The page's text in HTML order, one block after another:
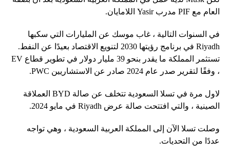
العام مع PIF مدرب Yasir اللامايان.
في السنوات التالية ، غاب موسك عن المليارات التي سكبها
Riyadh في برنامج رؤيتها 2030 لتنويع الاقتصاد بعيدًا عن النفط.
تستثمر المملكة ما يقدر بنحو 39 مليار دولار في تطوير قطاع EV
، وفقًا لتقرير صدر عام 2024 صادر عن الاستشاريين PWC.
لاول مرة في تسلا السعودية تتخلف عن صالة BYD العملاقة
الصينية ، والتي افتتحت صالة عرض Riyadh في مايو 2024.
وصلت تسلا الآن إلى المملكة العربية السعودية ، وهي تواجه
عددًا من التحديات.